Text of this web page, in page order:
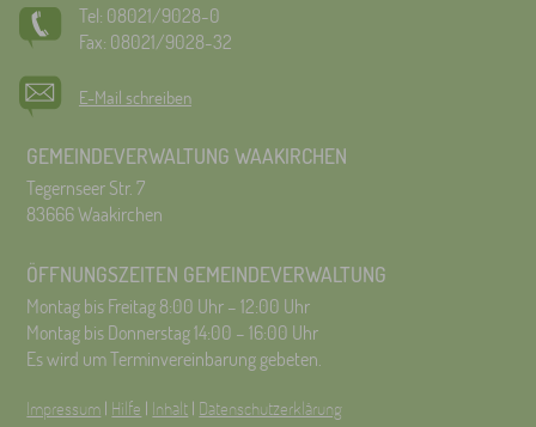
Tel: 08021/9028-0
Fax: 08021/9028-32
E-Mail schreiben
GEMEINDEVERWALTUNG WAAKIRCHEN
Tegernseer Str. 7
83666 Waakirchen
ÖFFNUNGSZEITEN GEMEINDEVERWALTUNG
Montag bis Freitag 8:00 Uhr – 12:00 Uhr
Montag bis Donnerstag 14:00 – 16:00 Uhr
Es wird um Terminvereinbarung gebeten.
Impressum | Hilfe | Inhalt | Datenschutzerklärung